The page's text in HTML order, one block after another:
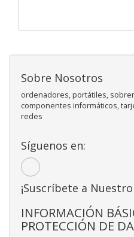
Sobre Nosotros
ordenadores, portátiles,
componentes informáticos,
redes
Síguenos en:
¡Suscríbete a
INFORMACIÓN
PROTECCIÓN DE